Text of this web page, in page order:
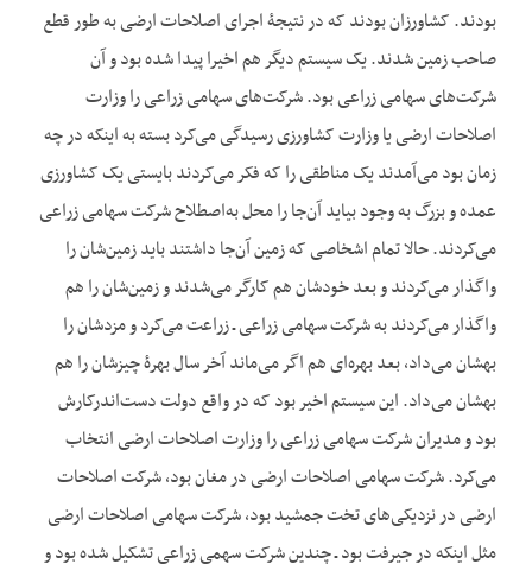
بودند. کشاورزان بودند که در نتیجۀ اجرای اصلاحات ارضی به طور قطع
صاحب زمین شدند. یک سیستم دیگر هم اخیرا پیدا شده بود و آن
شرکت‌های سهامی زراعی بود. شرکت‌های سهامی زراعی را وزارت
اصلاحات ارضی یا وزارت کشاورزی رسیدگی می‌کرد بسته به این‏که در چه
زمان بود می‌آمدند یک مناطقی را که فکر می‌کردند بایستی یک کشاورزی
عمده و بزرگ به وجود بیاید آن‌جا را محل به‌اصطلاح شرکت سهامی زراعی
می‌کردند. حالا تمام اشخاصی که زمین آن‌جا داشتند باید زمین‌شان را
واگذار می‌کردند و بعد خودشان هم کارگر می‌شدند و زمین‌شان را هم
واگذار می‌کردند به شرکت سهامی زراعی ـ زراعت می‌کرد و مزدشان را
بهشان می‌داد، بعد بهره‌ای هم اگر می‌ماند آخر سال بهرۀ چیزشان را هم
بهشان می‌داد. این سیستم اخیر بود که در واقع دولت دست‌اندرکارش
بود و مدیران شرکت سهامی زراعی را وزارت اصلاحات ارضی انتخاب
می‌کرد. شرکت سهامی اصلاحات ارضی در مغان بود، شرکت اصلاحات
ارضی در نزدیکی‌های تخت جمشید بود، شرکت سهامی اصلاحات ارضی
مثل این‏که در جیرفت بود ـ چندین شرکت سهمی زراعی تشکیل شده بود و